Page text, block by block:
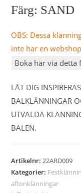
Färg: SAND
OBS: Dessa
inte har en
Boka här via
LÅT DIG
BALKLÄNNINGAR
UTVALDA
BALEN.
Artikelnr:22ARD009
Kategorier:
aftonklänningar